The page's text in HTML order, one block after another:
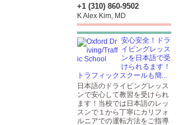
+1 (310) 860-9502
K Alex Kim, MD
安心安全！ドラ
イビングレッス
ンを日本語で受
けられるます！
トラフィックスクールも簡...
日本語のドライビングレッス
ンで安心して教習を受けられ
ます！当校では日本語のレッ
スンで１から丁寧にカリフォ
ルニアでの運転方法をご指導